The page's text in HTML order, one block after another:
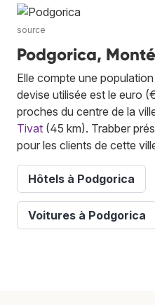
source
Podgorica,
Elle compte une
devise utilisée est le euro
proches du centre de la
Tivat (45 km). Trabber
pour les clients de cette
Hôtels à Podgorica
Voitures à Podgorica